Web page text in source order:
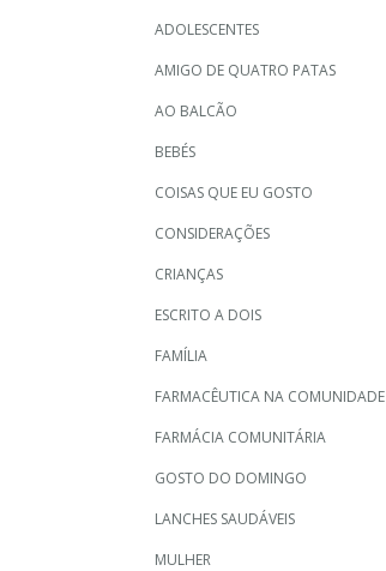
ADOLESCENTES
AMIGO DE QUATRO PATAS
AO BALCÃO
BEBÉS
COISAS QUE EU GOSTO
CONSIDERAÇÕES
CRIANÇAS
ESCRITO A DOIS
FAMÍLIA
FARMACÊUTICA NA COMUNIDADE
FARMÁCIA COMUNITÁRIA
GOSTO DO DOMINGO
LANCHES SAUDÁVEIS
MULHER